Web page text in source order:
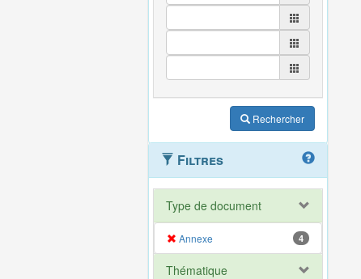
Rechercher
Filtres
Type de document
Annexe 4
Thématique